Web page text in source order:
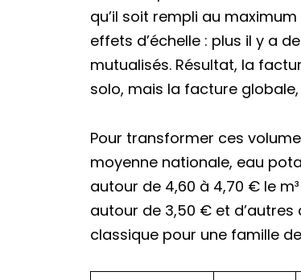
qu’il soit rempli au
effets d’échelle : plus il y a
mutualisés. Résultat, la
solo, mais la facture globale,
Pour transformer ces
moyenne nationale, eau
autour de 4,60 à 4,70 € le
autour de 3,50 € et
classique pour une famille